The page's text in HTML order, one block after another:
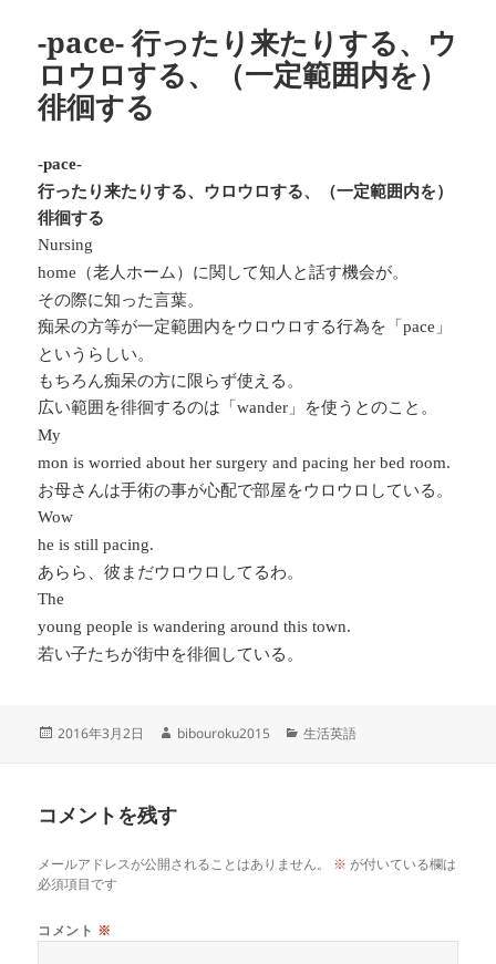
-pace- 行ったり来たりする、ウ
ロウロする、（一定範囲内を）
徘徊する
-pace-
行ったり来たりする、ウロウロする、（一定範囲内を）
徘徊する
Nursing
home
（老人ホーム）に関して知人と話す機会が。
その際に知った言葉。
痴呆の方等が一定範囲内をウロウロする行為を「pace 」
というらしい。
もちろん痴呆の方に限らず使える。
広い範囲を徘徊するのは「wander 」を使うとのこと。
My
mon is worried about her surgery and pacing her bed room.
お母さんは手術の事が心配で部屋をウロウロしている。
Wow
he is still pacing.
あらら、彼まだウロウロしてるわ。
The
young people is wandering around this town.
若い子たちが街中を徘徊している。
投
2016年3月2日
作
bibouroku2015
カ
生活英語
コメントを残す
メールアドレスが公開されることはありません。 ※ が付いている欄は
必須項目です
コメント ※